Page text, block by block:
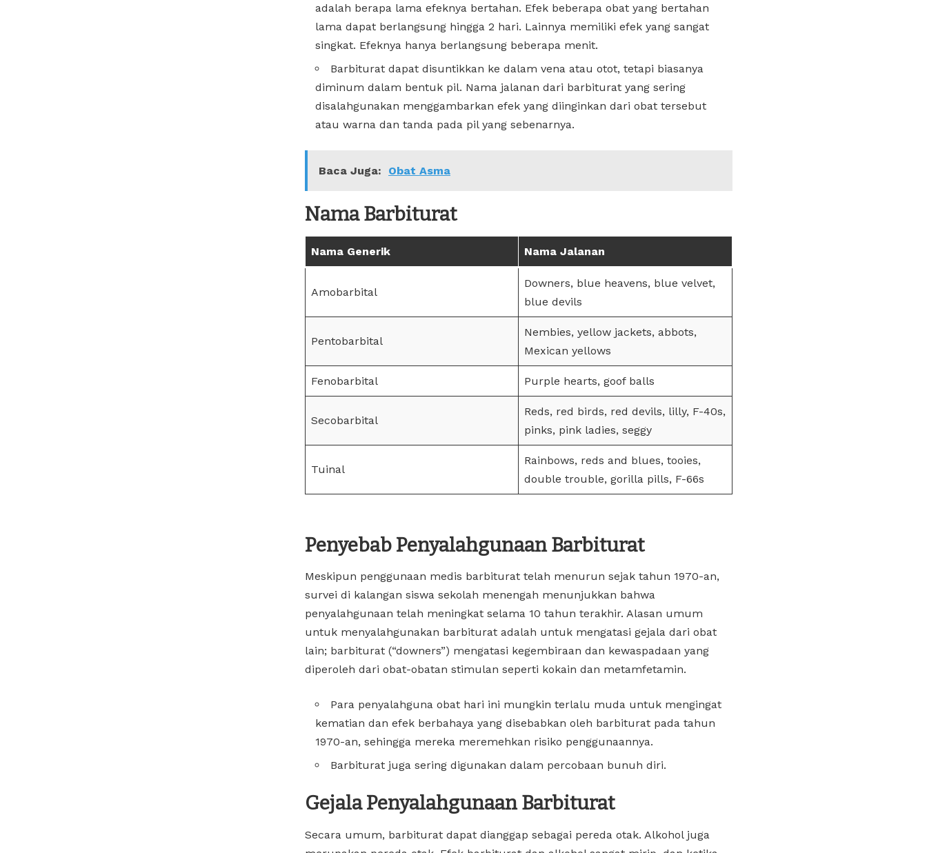
adalah berapa lama efeknya bertahan. Efek beberapa obat yang bertahan
lama dapat berlangsung hingga 2 hari. Lainnya memiliki efek yang sangat
singkat. Efeknya hanya berlangsung beberapa menit.
Barbiturat dapat disuntikkan ke dalam vena atau otot, tetapi biasanya
diminum dalam bentuk pil. Nama jalanan dari barbiturat yang sering
disalahgunakan menggambarkan efek yang diinginkan dari obat tersebut
atau warna dan tanda pada pil yang sebenarnya.
Baca Juga: Obat Asma
Nama Barbiturat
Nama Generik Nama Jalanan
Amobarbital
Downers, blue heavens, blue velvet,
blue devils
Pentobarbital
Nembies, yellow jackets, abbots,
Mexican yellows
Fenobarbital Purple hearts, goof balls
Secobarbital
Reds, red birds, red devils, lilly, F-40s,
pinks, pink ladies, seggy
Tuinal
Rainbows, reds and blues, tooies,
double trouble, gorilla pills, F-66s
Penyebab Penyalahgunaan Barbiturat
Meskipun penggunaan medis barbiturat telah menurun sejak tahun 1970-an,
survei di kalangan siswa sekolah menengah menunjukkan bahwa
penyalahgunaan telah meningkat selama 10 tahun terakhir. Alasan umum
untuk menyalahgunakan barbiturat adalah untuk mengatasi gejala dari obat
lain; barbiturat (“downers”) mengatasi kegembiraan dan kewaspadaan yang
diperoleh dari obat-obatan stimulan seperti kokain dan metamfetamin.
Para penyalahguna obat hari ini mungkin terlalu muda untuk mengingat
kematian dan efek berbahaya yang disebabkan oleh barbiturat pada tahun
1970-an, sehingga mereka meremehkan risiko penggunaannya.
Barbiturat juga sering digunakan dalam percobaan bunuh diri.
Gejala Penyalahgunaan Barbiturat
Secara umum, barbiturat dapat dianggap sebagai pereda otak. Alkohol juga